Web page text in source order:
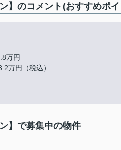
のコメント(おすすめポイ
万円
万円（税込）
で募集中の物件